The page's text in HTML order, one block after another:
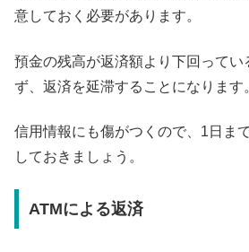
意しておく必要があります。
預金の残高が返済額より下回ってい
ず、返済を延滞することになります
信用情報にも傷がつくので、1日ま
しておきましょう。
ATMによる返済